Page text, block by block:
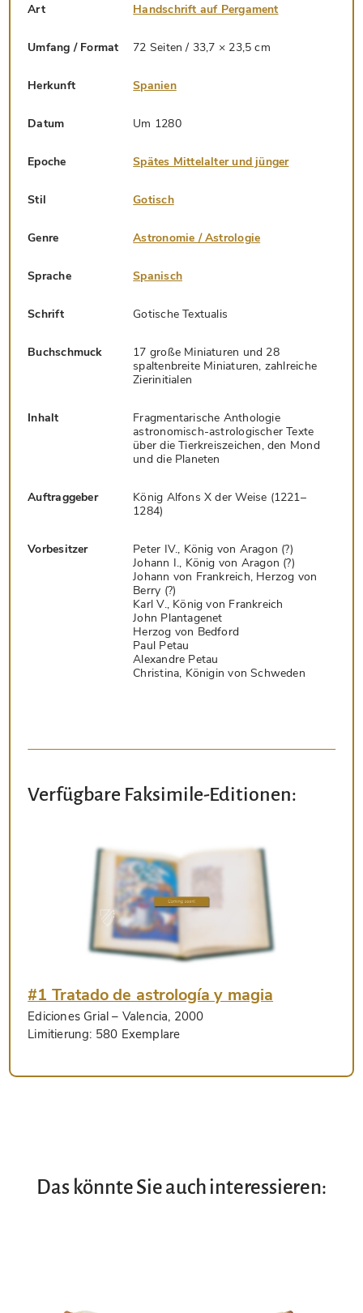
Art Handschrift auf Pergament
Umfang / Format 72 Seiten / 33,7 × 23,5 cm
Herkunft Spanien
Datum Um 1280
Epoche Spätes Mittelalter und jünger
Stil Gotisch
Genre Astronomie / Astrologie
Sprache Spanisch
Schrift Gotische Textualis
Buchschmuck
17 große Miniaturen und 28
spaltenbreite Miniaturen, zahlreiche
Zierinitialen
Inhalt
Fragmentarische Anthologie
astronomisch-astrologischer Texte
über die Tierkreiszeichen, den Mond
und die Planeten
Auftraggeber
König Alfons X der Weise (1221–
1284)
Vorbesitzer
Peter IV., König von Aragon (?)
Johann I., König von Aragon (?)
Johann von Frankreich, Herzog von
Berry (?)
Karl V., König von Frankreich
John Plantagenet
Herzog von Bedford
Paul Petau
Alexandre Petau
Christina, Königin von Schweden
Verfügbare Faksimile-Editionen:
#1 Tratado de astrología y magia
Ediciones Grial – Valencia, 2000
Limitierung: 580 Exemplare
Das könnte Sie auch interessieren: